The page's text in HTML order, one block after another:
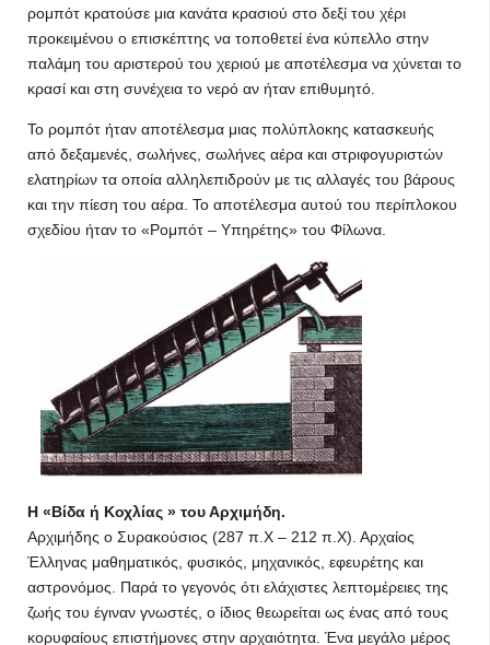
ρομπότ κρατούσε μια κανάτα κρασιού στο δεξί του χέρι
προκειμένου ο επισκέπτης να τοποθετεί ένα κύπελλο στην
παλάμη του αριστερού του χεριού με αποτέλεσμα να χύνεται το
κρασί και στη συνέχεια το νερό αν ήταν επιθυμητό.
Το ρομπότ ήταν αποτέλεσμα μιας πολύπλοκης κατασκευής
από δεξαμενές, σωλήνες, σωλήνες αέρα και στριφογυριστών
ελατηρίων τα οποία αλληλεπιδρούν με τις αλλαγές του βάρους
και την πίεση του αέρα. Το αποτέλεσμα αυτού του περίπλοκου
σχεδίου ήταν το «Ρομπότ – Υπηρέτης» του Φίλωνα.
Η «Βίδα ή Κοχλίας » του Αρχιμήδη.
Αρχιμήδης ο Συρακούσιος (287 π.Χ – 212 π.Χ). Αρχαίος
Έλληνας μαθηματικός, φυσικός, μηχανικός, εφευρέτης και
αστρονόμος. Παρά το γεγονός ότι ελάχιστες λεπτομέρειες της
ζωής του έγιναν γνωστές, ο ίδιος θεωρείται ως ένας από τους
κορυφαίους επιστήμονες στην αρχαιότητα. Ένα μεγάλο μέρος